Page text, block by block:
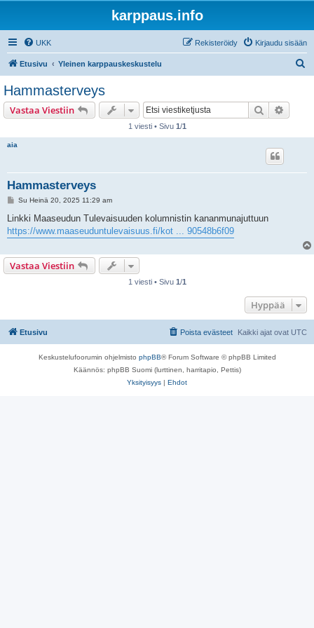
karppaus.info
UKK Kirjaudu sisään
Rekisteröidy
Etusivu Yleinen karppauskeskustelu
Hammasterveys
Vastaa Viestiin Etsi
1 viesti • Sivu 1/1
aia
Hammasterveys
V
e
t
Su Heinä 20, 2025 11:29 am
Linkki Maaseudun Tulevaisuuden kolumnistin kananmunajuttuun
https://www.maaseuduntulevaisuus.fi/kot ... 90548b6f09
Vastaa Viestiin
1 viesti • Sivu 1/1
Hyppää
Etusivu Kaikki ajat ovat UTC
Poista evästeet
Keskustelufoorumin ohjelmisto phpBB® Forum Software © phpBB Limited
Käännös: phpBB Suomi (lurttinen, harritapio, Pettis)
Yksityisyys | Ehdot